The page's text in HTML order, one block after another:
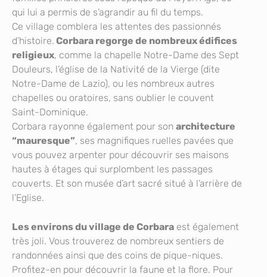
qui lui a permis de s’agrandir au fil du temps.
Ce village comblera les attentes des passionnés
d’histoire. Corbara regorge de nombreux édifices
religieux, comme la chapelle Notre-Dame des Sept
Douleurs, l’église de la Nativité de la Vierge (dite
Notre-Dame de Lazio), ou les nombreux autres
chapelles ou oratoires, sans oublier le couvent
Saint-Dominique.
Corbara rayonne également pour son architecture
“mauresque”, ses magnifiques ruelles pavées que
vous pouvez arpenter pour découvrir ses maisons
hautes à étages qui surplombent les passages
couverts. Et son musée d’art sacré situé à l’arrière de
l’Eglise.
Les environs du village de Corbara est également
très joli. Vous trouverez de nombreux sentiers de
randonnées ainsi que des coins de pique-niques.
Profitez-en pour découvrir la faune et la flore. Pour